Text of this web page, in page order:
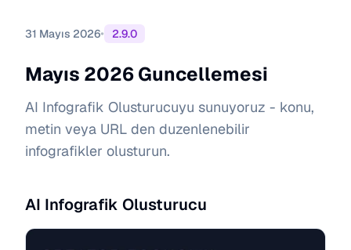
31 Mayıs 2026• 2.9.0
Mayıs 2026 Guncellemesi
AI Infografik Olusturucuyu sunuyoruz - konu,
metin veya URL den duzenlenebilir
infografikler olusturun.
AI Infografik Olusturucu